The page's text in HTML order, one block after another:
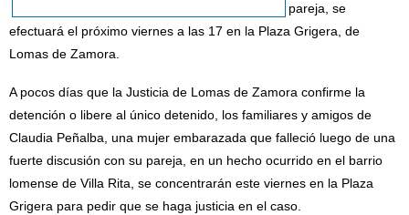
pareja, se
efectuará el próximo viernes a las 17 en la Plaza Grigera, de
Lomas de Zamora.
A pocos días que la Justicia de Lomas de Zamora confirme la
detención o libere al único detenido, los familiares y amigos de
Claudia Peñalba, una mujer embarazada que falleció luego de una
fuerte discusión con su pareja, en un hecho ocurrido en el barrio
lomense de Villa Rita, se concentrarán este viernes en la Plaza
Grigera para pedir que se haga justicia en el caso.